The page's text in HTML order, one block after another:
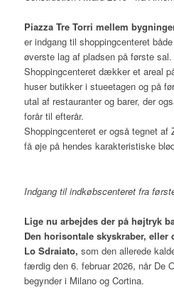
Piazza Tre Torri mellem
er indgang til shoppingcenteret
øverste lag af pladsen på første sal.
Shoppingcenteret dækker et areal
huser butikker i stueetagen og på
utal af restauranter og barer, der
forår til efterår.
Shoppingcenteret er også tegnet
få øje på hendes karakteristiske
Indgang til indkøbscenteret fra
Lige nu arbejdes der på højtryk
Den horisontale skyskraber, eller
Lo Sdraiato, som den allerede
færdig den 6. februar 2026, når De
begynder i Milano og Cortina.